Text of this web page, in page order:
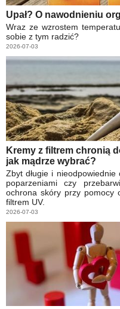
Upał? O nawodnieniu
Wraz ze wzrostem
sobie z tym radzić?
2026-07-03
Kremy z filtrem chronią
jak mądrze wybrać?
Zbyt długie i
poparzeniami czy
ochrona skóry przy pomocy
filtrem UV.
2026-07-03